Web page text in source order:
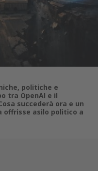
politiche e
tra OpenAI e il
succederà ora e un
offrisse asilo politico a